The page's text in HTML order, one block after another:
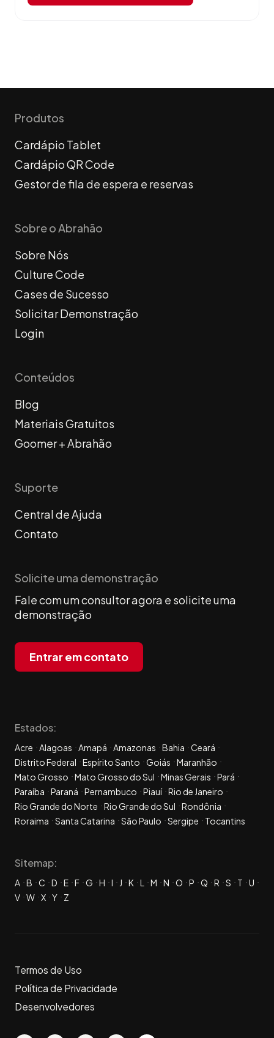
Produtos
Cardápio Tablet
Cardápio QR Code
Gestor de fila de espera e reservas
Sobre o Abrahão
Sobre Nós
Culture Code
Cases de Sucesso
Solicitar Demonstração
Login
Conteúdos
Blog
Materiais Gratuitos
Goomer + Abrahão
Suporte
Central de Ajuda
Contato
Solicite uma demonstração
Fale com um consultor agora e solicite uma
demonstração
Entrar em contato
Estados:
Acre Alagoas Amapá Amazonas Bahia
Ceará
Distrito Federal
Espírito Santo Goiás
Maranhão
Mato Grosso
Mato Grosso do Sul Minas Gerais
Pará
Paraíba
Paraná Pernambuco Piauí Rio de Janeiro
Rio Grande do Norte
Rio Grande do Sul
Rondônia
Roraima
Santa Catarina São Paulo Sergipe Tocantins
Sitemap:
A B C D E F G H I J K L M N O P Q R S T
U
V W X Y Z
Termos de Uso
Política de Privacidade
Desenvolvedores